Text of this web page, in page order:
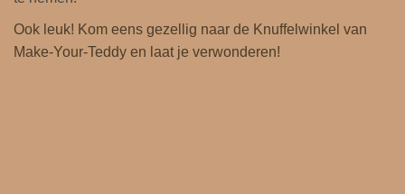
Ook leuk! Kom eens gezellig naar de Knuffelwinkel van
Make-Your-Teddy en laat je verwonderen!